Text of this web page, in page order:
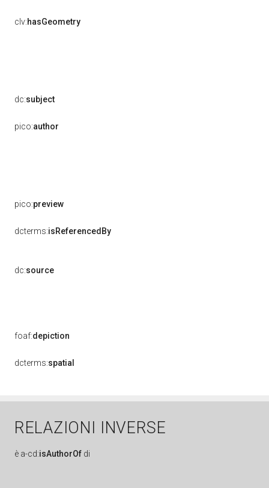
clv:hasGeometry
dc:subject
pico:author
pico:preview
dcterms:isReferencedBy
dc:source
foaf:depiction
dcterms:spatial
RELAZIONI INVERSE
è a-cd:isAuthorOf di